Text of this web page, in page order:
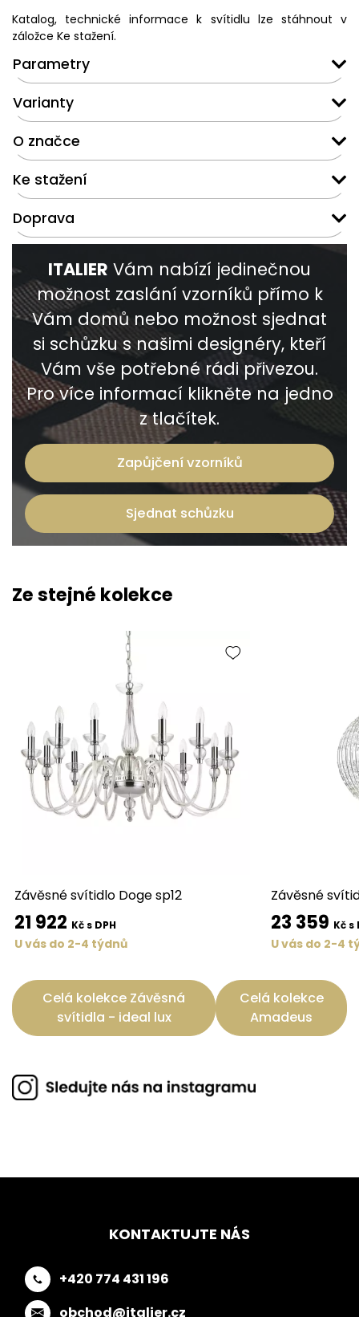
Katalog, technické informace k svítidlu lze stáhnout v
záložce Ke stažení.
Parametry
Varianty
O značce
Ke stažení
Doprava
ITALIER Vám nabízí jedinečnou
možnost zaslání vzorníků přímo k
Vám domů nebo možnost sjednat
si schůzku s našimi designéry, kteří
Vám vše potřebné rádi přivezou.
Pro více informací klikněte na jedno
z tlačítek.
Zapůjčení vzorníků
Sjednat schůzku
Ze stejné kolekce
Závěsné svítidlo Doge sp12
21 922 Kč s DPH
U vás do 2-4 týdnů
Závěsné
23 359 Kč s
U vás do 2-4
Celá kolekce Závěsná
svítidla - ideal lux
Celá kolekce
Amadeus
KONTAKTUJTE NÁS
+420 774 431 196
obchod@italier.cz